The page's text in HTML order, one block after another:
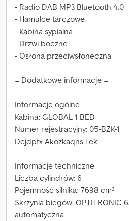
- Radio DAB MP3 Bluetooth 4.0
- Hamulce tarczowe
- Kabina sypialna
- Drzwi boczne
- Osłona przeciwsłoneczna
= Dodatkowe informacje =
Informacje ogólne
Kabina: GLOBAL 1 BED
Numer rejestracyjny: 05-BZK-1
Dcjdpfx Akozkaqns Tek
Informacje techniczne
Liczba cylindrów: 6
Pojemność silnika: 7698 cm³
Skrzynia biegów: OPTITRONIC
automatyczna